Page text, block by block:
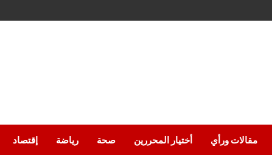
إقتصاد رياضة صحة أختيار المحررين مقالات ورأي